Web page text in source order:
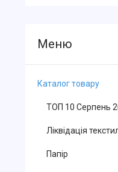
Каталог товару
ТОП 10 Серпень
Ліквідація
Папір